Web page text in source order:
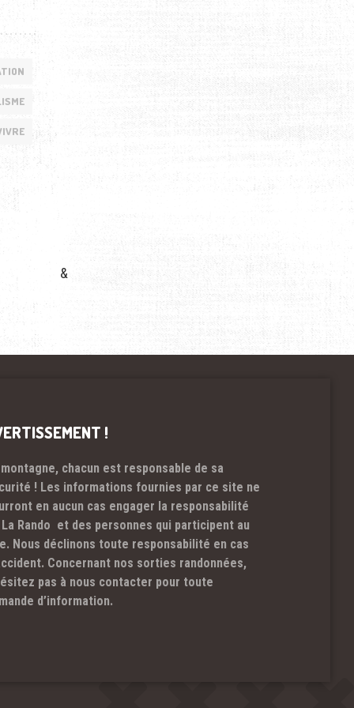
&
!
montagne, chacun est responsable de sa
! Les informations fournies par ce site ne
en aucun cas engager la responsabilité
Rando et des personnes qui participent au
Nous déclinons toute responsabilité en cas
Concernant nos sorties randonnées,
pas à nous contacter pour toute
d’information.